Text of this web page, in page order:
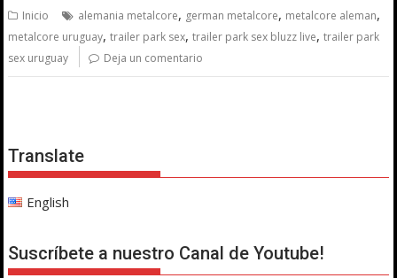
Inicio alemania metalcore, german metalcore, metalcore aleman,
metalcore uruguay,trailer park sex,trailer park sex bluzz live,trailer park
sex uruguay
Deja un comentario
Translate
English
Suscríbete a nuestro Canal de Youtube!